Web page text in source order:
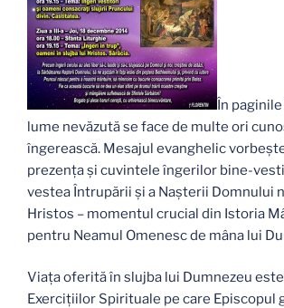
În
lume nevăzută se face de multe ori
îngerească. Mesajul evanghelic
prezenţa şi cuvintele îngerilor bine-
vestea Întrupării şi a Naşterii Domnului
Hristos – momentul crucial din Istoria
pentru Neamul Omenesc de mâna lui
Viaţa oferită în slujba lui Dumnezeu
Exerciţiilor Spirituale pe care Episcopul